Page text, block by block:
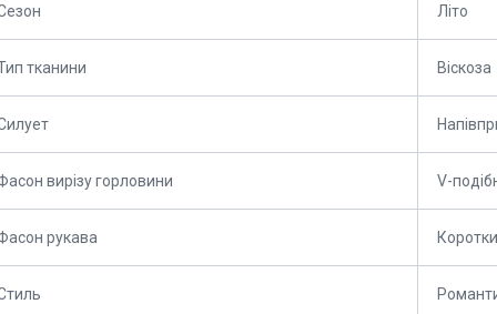
Літо
тканини Віскоза
вирізу горловини V-
рукава